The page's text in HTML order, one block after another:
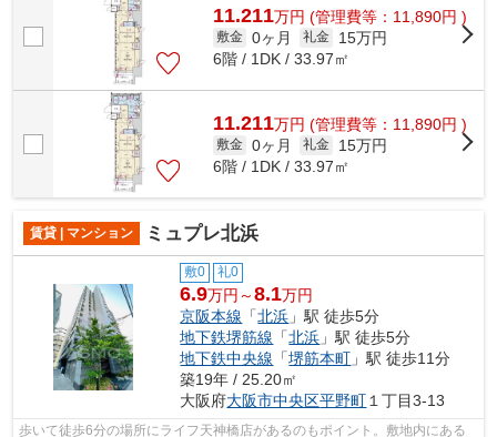
11.211万円 (管理費等：11,890円 )
敷金 0ヶ月 礼金
15万円
6階 / 1DK / 33.97㎡
11.211万円 (管理費等：11,890円 )
敷金 0ヶ月 礼金
15万円
6階 / 1DK / 33.97㎡
賃貸 | マンション ミュプレ北浜
敷0 礼0
6.9万円～8.1万円
京阪本線 「北浜 」駅 徒歩5分
地下鉄堺筋線 「北浜 」駅 徒歩5分
地下鉄中央線 「堺筋本町 」駅 徒歩11分
築19年 / 25.20㎡
大阪府大阪市中央区平野町 １丁目3-13
歩いて徒歩6分の場所にライフ天神橋店があるのもポイント。敷地内にある